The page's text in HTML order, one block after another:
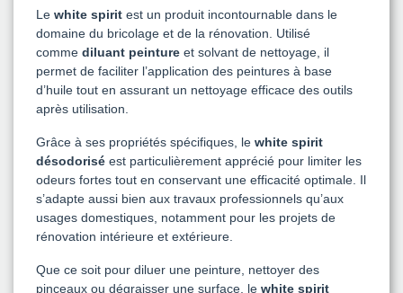
Le white spirit est un produit incontournable dans le
domaine du bricolage et de la rénovation. Utilisé
comme diluant peinture et solvant de nettoyage, il
permet de faciliter l’application des peintures à base
d’huile tout en assurant un nettoyage efficace des outils
après utilisation.
Grâce à ses propriétés spécifiques, le white spirit
désodorisé est particulièrement apprécié pour limiter les
odeurs fortes tout en conservant une efficacité optimale. Il
s’adapte aussi bien aux travaux professionnels qu’aux
usages domestiques, notamment pour les projets de
rénovation intérieure et extérieure.
Que ce soit pour diluer une peinture, nettoyer des
pinceaux ou dégraisser une surface, le white spirit